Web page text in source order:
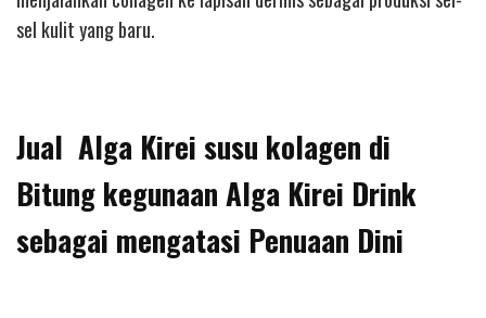
sel kulit yang baru.
Jual Alga Kirei susu kolagen di
Bitung kegunaan Alga Kirei Drink
sebagai mengatasi Penuaan Dini